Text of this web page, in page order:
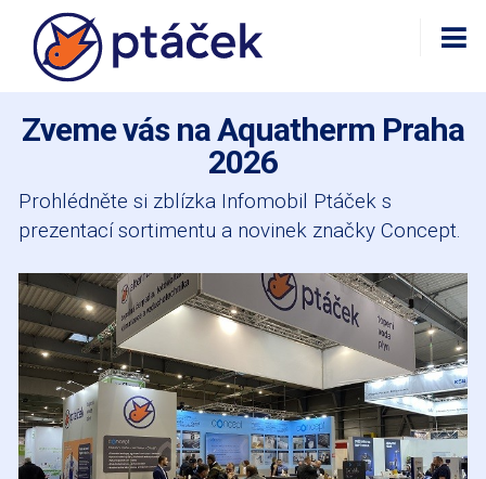
Zveme vás na Aquatherm Praha
2026
Prohlédněte si zblízka Infomobil Ptáček s
prezentací sortimentu a novinek značky Concept.